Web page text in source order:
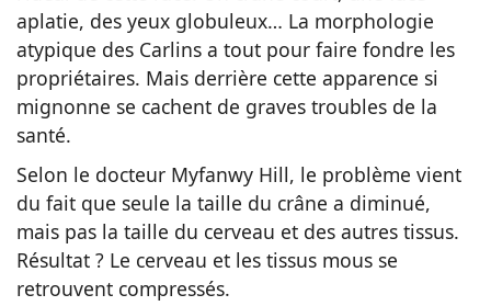
aplatie, des yeux globuleux… La morphologie
atypique des Carlins a tout pour faire fondre les
propriétaires. Mais derrière cette apparence si
mignonne se cachent de graves troubles de la
santé.
Selon le docteur Myfanwy Hill, le problème vient
du fait que seule la taille du crâne a diminué,
mais pas la taille du cerveau et des autres tissus.
Résultat ? Le cerveau et les tissus mous se
retrouvent compressés.